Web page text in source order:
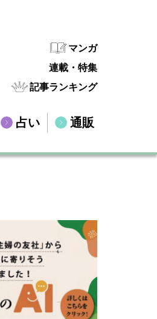
マンガ
連載・特集
記事ランキング
占い 通販